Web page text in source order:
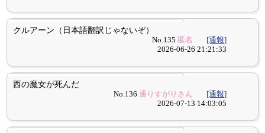
クルアーン（日本語翻訳じゃないぞ）
No.135 匿名
[通報]
2026-06-26 21:21:33
西の魔女が死んだ
No.136通りすがりさん
[通報]
2026-07-13 14:03:05